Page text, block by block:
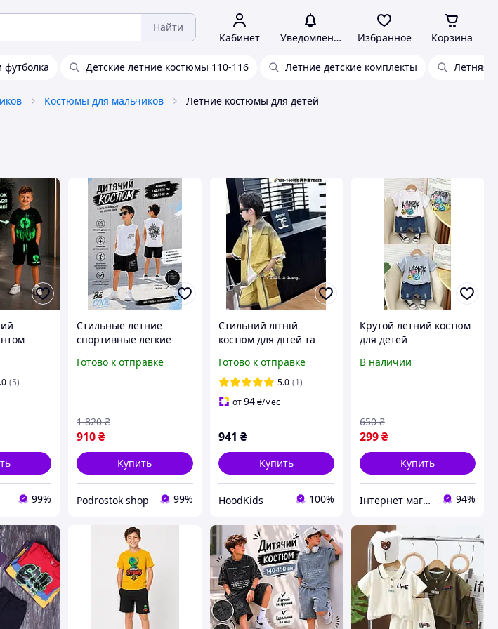
Найти
Кабинет Уведомления Избранное Корзина
Детские летние костюмы 110-116 Летние детские комплекты Летняя
Костюмы для мальчиков Летние костюмы для детей
для
128
(5)
99%
Стильные летние
спортивные легкие
мальчиков на 110-116 и
Готово к отправке
910₴
1 820 ₴
Купить
Podrostok shop 99%
Стильний літній
костюм для дітей та
шорти 110, 120, 130,
140 зріст
Готово к отправке
5.0 (1)
от94 ₴/мес
941 ₴
Купить
HoodKids 100%
Крутой летний костюм
для детей
В наличии
299₴
650 ₴
Купить
Інтернет магазин KidsJoy 94%